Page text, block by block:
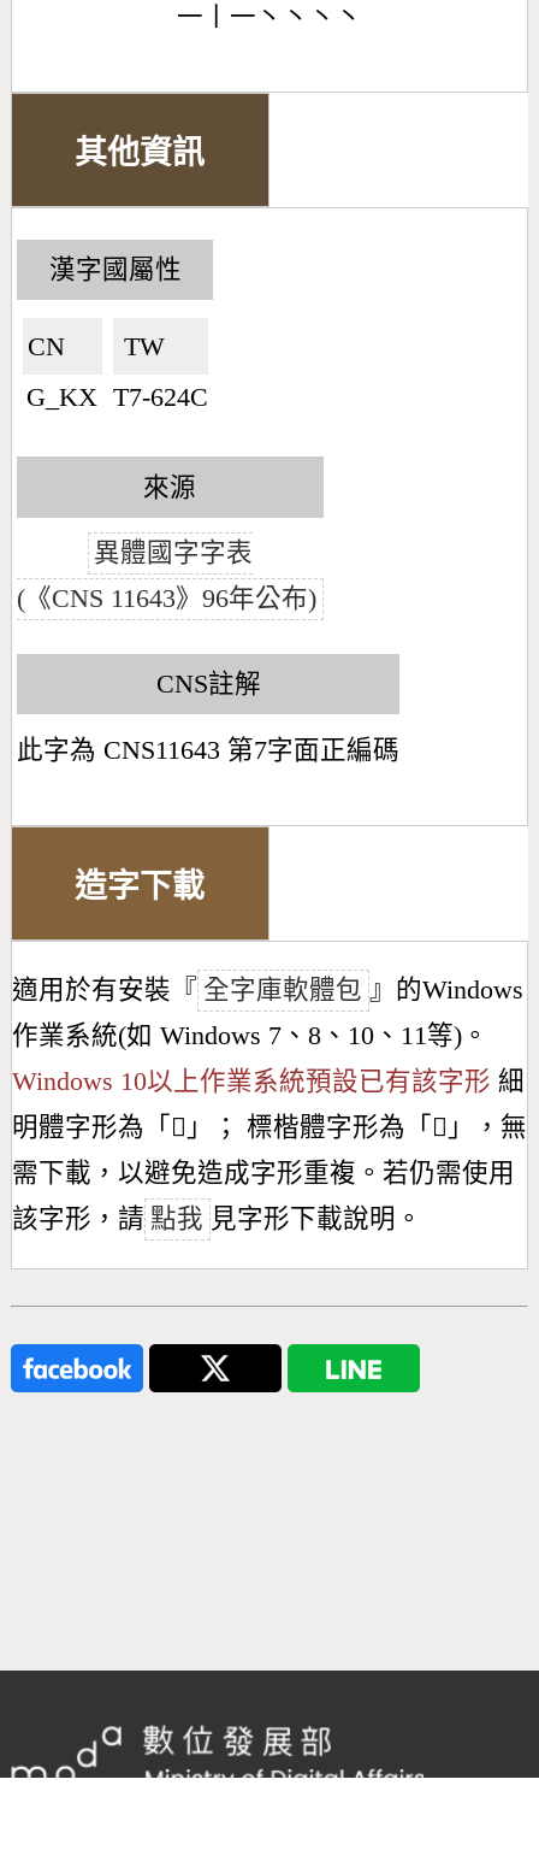
一丨一丶丶丶丶
其他資訊
漢字國屬性
CN🇨🇳
G_KX
TW🇹🇼
T7-624C
來源
異體國字字表
(《CNS 11643》96年公布)
CNS註解
此字為 CNS11643 第7字面正編碼
造字下載
適用於有安裝『 全字庫軟體包 』的Windows
作業系統(如 Windows 7、8、10、11等)。
Windows 10以上作業系統預設已有該字形 細
明體字形為「 𥽻 」； 標楷體字形為「 𥽻 」，無
需下載，以避免造成字形重複。若仍需使用
該字形，請 點我 見字形下載說明。